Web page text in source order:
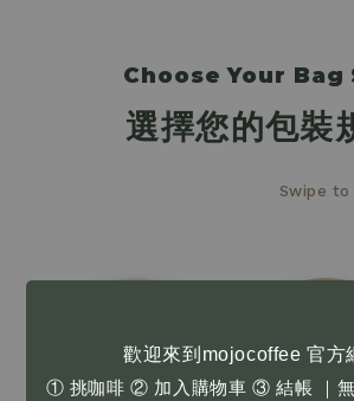
歡迎來到mojocoffee 官方
① 挑咖啡 ② 加入購物車 ③ 結帳 ｜無
Choose Your Bag
選擇您的包裝
Swipe
體驗裝
100g
半磅
0.5 lb
台灣咖啡豆 Taiwan